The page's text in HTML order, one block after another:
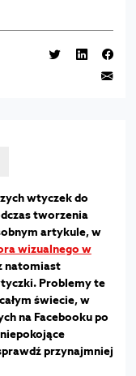
wtyczek do
tworzenia
artykule, w
wizualnego w
natomiast
Problemy te
świecie, w
na Facebooku po
przynajmniej